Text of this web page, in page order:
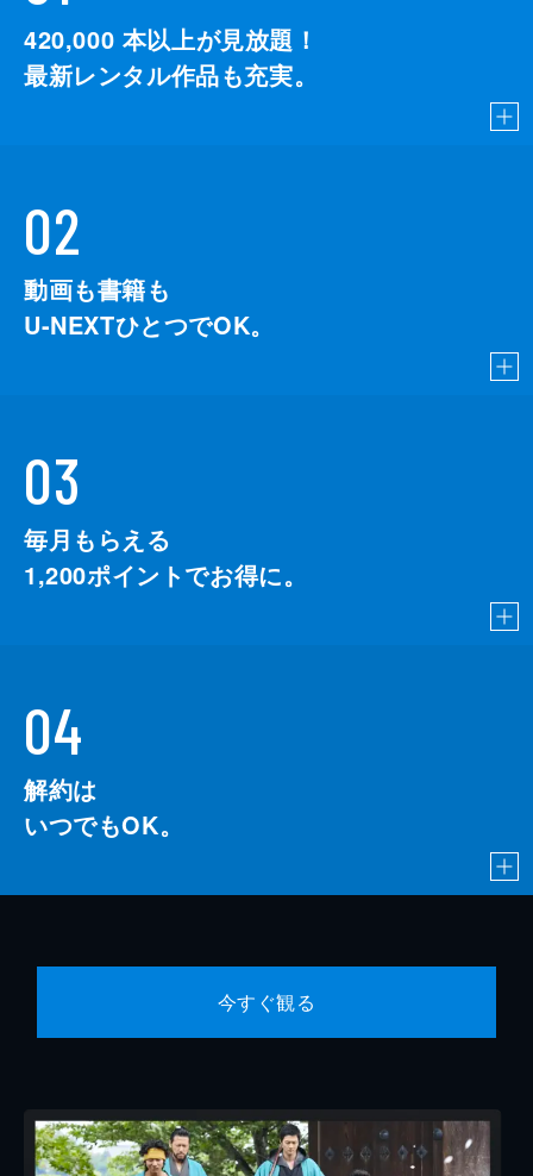
420,000 本以上が見放題！
最新レンタル作品も充実。
02
動画も書籍も
U-NEXTひとつでOK。
03
毎月もらえる
1,200ポイントでお得に。
04
解約は
いつでもOK。
今すぐ観る